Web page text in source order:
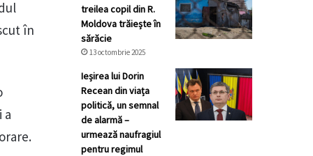
în
a
treilea copil din R.
Moldova trăiește în
sărăcie
13 octombrie 2025
Ieșirea lui Dorin
Recean din viața
politică, un semnal
de alarmă –
urmează naufragiul
pentru regimul